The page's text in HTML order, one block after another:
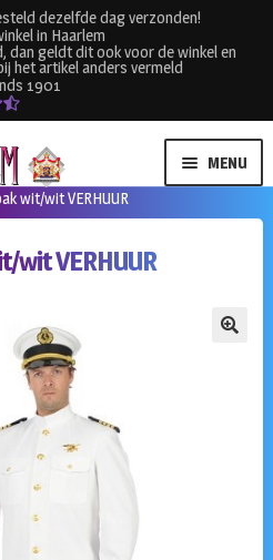
dezelfde dag verzonden!
in Haarlem
dan geldt dit ook voor de winkel en
het artikel anders vermeld
1901
MENU
wit/wit VERHUUR
wit VERHUUR